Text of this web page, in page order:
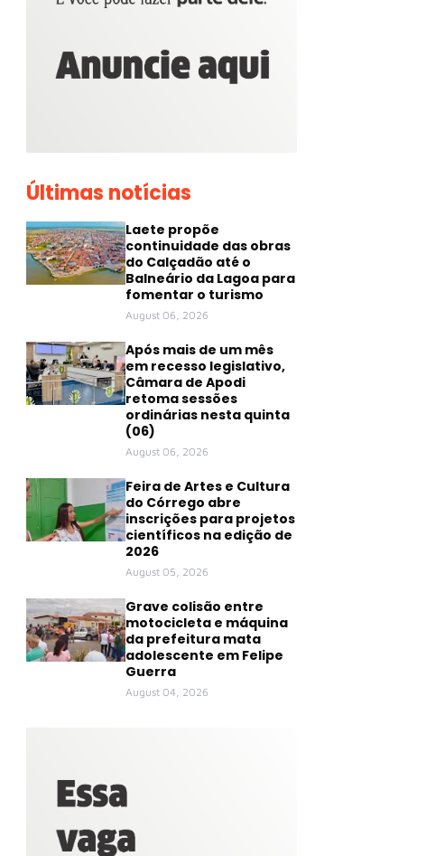
Últimas notícias
Laete propõe
continuidade das obras
do Calçadão até o
Balneário da Lagoa para
fomentar o turismo
August 06, 2026
Após mais de um mês
em recesso legislativo,
Câmara de Apodi
retoma sessões
ordinárias nesta quinta
(06)
August 06, 2026
Feira de Artes e Cultura
do Córrego abre
inscrições para projetos
científicos na edição de
2026
August 05, 2026
Grave colisão entre
motocicleta e máquina
da prefeitura mata
adolescente em Felipe
Guerra
August 04, 2026